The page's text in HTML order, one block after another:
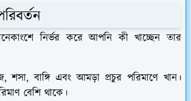
নির্ভর করে আপনি কী খাচ্ছেন তার
বাঙ্গি এবং আমড়া প্রচুর পরিমাণে খান।
বেশি থাকে।